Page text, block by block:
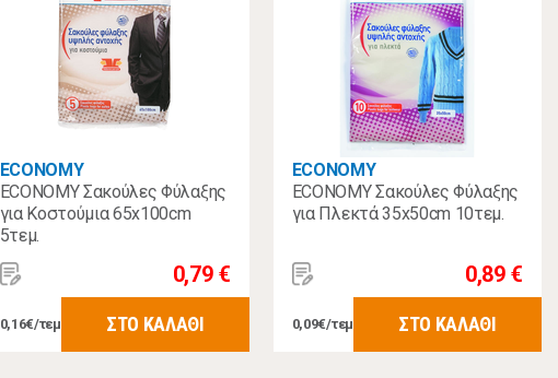
ECONOMY
ECONOMY Σακούλες Φύλαξης
για Κοστούμια 65x100cm
5τεμ.
0,79 €
0,16€/τεμ ΣΤΟ ΚΑΛΑΘΙ
ECONOMY
ECONOMY Σακούλες Φύλαξης
για Πλεκτά 35x50cm 10τεμ.
0,89 €
0,09€/τεμ ΣΤΟ ΚΑΛΑΘΙ